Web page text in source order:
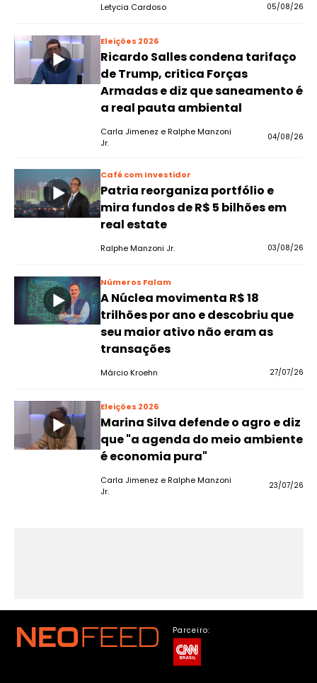
Letycia Cardoso 05/08/26
Eleições 2026
Ricardo Salles condena tarifaço
de Trump, critica Forças
Armadas e diz que saneamento é
a real pauta ambiental
Carla Jimenez e Ralphe Manzoni
Jr.
04/08/26
Café com Investidor
Patria reorganiza portfólio e
mira fundos de R$ 5 bilhões em
real estate
Ralphe Manzoni Jr. 03/08/26
Números Falam
A Núclea movimenta R$ 18
trilhões por ano e descobriu que
seu maior ativo não eram as
transações
Márcio Kroehn 27/07/26
Eleições 2026
Marina Silva defende o agro e diz
que "a agenda do meio ambiente
é economia pura"
Carla Jimenez e Ralphe Manzoni
Jr.
23/07/26
Parceiro: